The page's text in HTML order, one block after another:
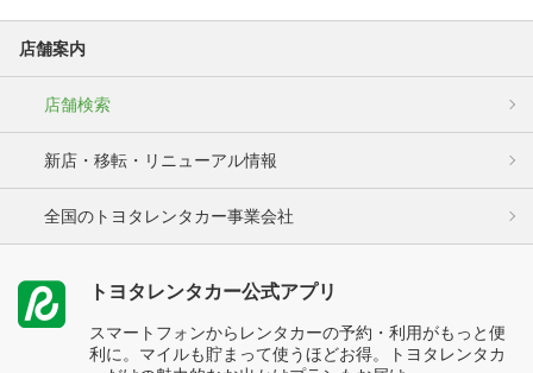
店舗案内
店舗検索
新店・移転・リニューアル情報
全国のトヨタレンタカー事業会社
トヨタレンタカー公式アプリ
スマートフォンからレンタカーの予約・利用がもっと便
利に。マイルも貯まって使うほどお得。トヨタレンタカ